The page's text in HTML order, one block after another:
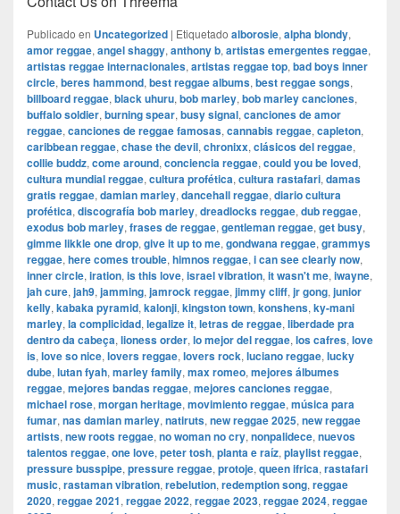
Publicado en Uncategorized | Etiquetado alborosie, alpha blondy,
amor reggae, angel shaggy, anthony b, artistas emergentes reggae,
artistas reggae internacionales, artistas reggae top, bad boys inner
circle, beres hammond, best reggae albums, best reggae songs,
billboard reggae, black uhuru, bob marley, bob marley canciones,
buffalo soldier, burning spear, busy signal, canciones de amor
reggae, canciones de reggae famosas, cannabis reggae, capleton,
caribbean reggae, chase the devil, chronixx, clásicos del reggae,
collie buddz, come around, conciencia reggae, could you be loved,
cultura mundial reggae, cultura profética, cultura rastafari, damas
gratis reggae, damian marley, dancehall reggae, diario cultura
profética, discografía bob marley, dreadlocks reggae, dub reggae,
exodus bob marley, frases de reggae, gentleman reggae, get busy,
gimme likkle one drop, give it up to me, gondwana reggae, grammys
reggae, here comes trouble, himnos reggae, i can see clearly now,
inner circle, iration, is this love, israel vibration, it wasn't me, iwayne,
jah cure, jah9, jamming, jamrock reggae, jimmy cliff, jr gong, junior
kelly, kabaka pyramid, kalonji, kingston town, konshens, ky-mani
marley, la complicidad, legalize it, letras de reggae, liberdade pra
dentro da cabeça, lioness order, lo mejor del reggae, los cafres, love
is, love so nice, lovers reggae, lovers rock, luciano reggae, lucky
dube, lutan fyah, marley family, max romeo, mejores álbumes
reggae, mejores bandas reggae, mejores canciones reggae,
michael rose, morgan heritage, movimiento reggae, música para
fumar, nas damian marley, natiruts, new reggae 2025, new reggae
artists, new roots reggae, no woman no cry, nonpalidece, nuevos
talentos reggae, one love, peter tosh, planta e raíz, playlist reggae,
pressure busspipe, pressure reggae, protoje, queen ifrica, rastafari
music, rastaman vibration, rebelution, redemption song, reggae
2020, reggae 2021, reggae 2022, reggae 2023, reggae 2024, reggae